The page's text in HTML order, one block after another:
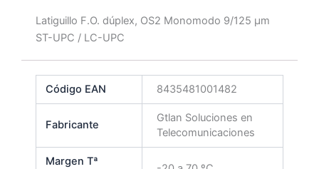
Latiguillo F.O. dúplex, OS2 Monomodo 9/125 μm
ST-UPC / LC-UPC
Código EAN 8435481001482
Fabricante
Gtlan Soluciones en
Telecomunicaciones
Margen Tª